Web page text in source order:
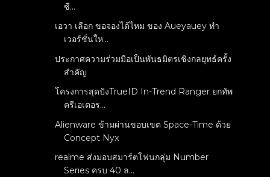
ซื...
เอวา เลือก ขอจองได้ไหม ของ Aueyauey ทำ
เวอร์ชั่นให...
ประกาศความร่วมมือเป็นพันธมิตรเชิงกลยุทธ์ครั้ง
สำคัญ
โครงการสุดปังTrueID In-Trend Ranger ยกทัพ
ครีเอเตอร...
Alienware ข้ามผ่านขอบเขต Space-Time ด้วย
Concept Nyx
realme ส่งมอบสมาร์ตโฟนกลุ่ม Number
Series ครบ 40 ล...